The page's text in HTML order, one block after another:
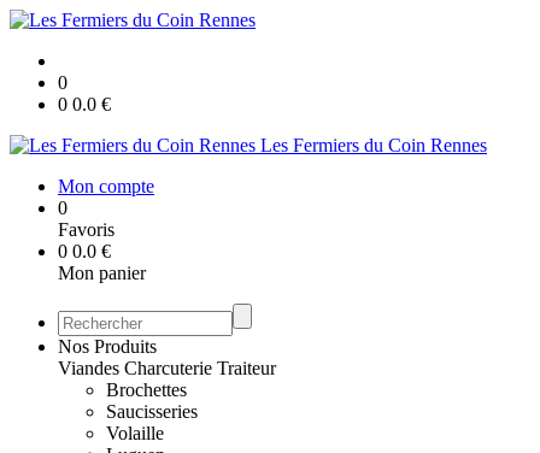
0
0 0.0 €
Les Fermiers du Coin Rennes
Mon compte
0
Favoris
0 0.0 €
Mon panier
Nos Produits
Viandes Charcuterie Traiteur
Brochettes
Saucisseries
Volaille